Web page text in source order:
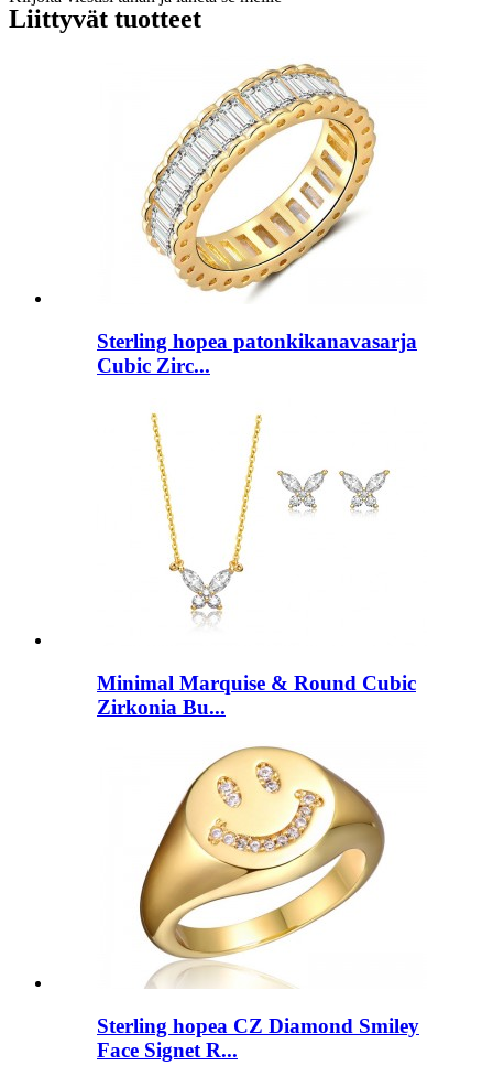
Liittyvät tuotteet
Sterling hopea patonkikanavasarja
Cubic Zirc...
Minimal Marquise & Round Cubic
Zirkonia Bu...
Sterling hopea CZ Diamond Smiley
Face Signet R...